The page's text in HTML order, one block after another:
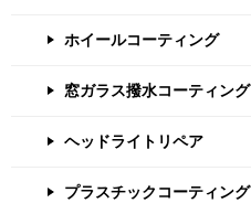
ホイールコーティング
窓ガラス撥水コーティング
ヘッドライトリペア
プラスチックコーティング